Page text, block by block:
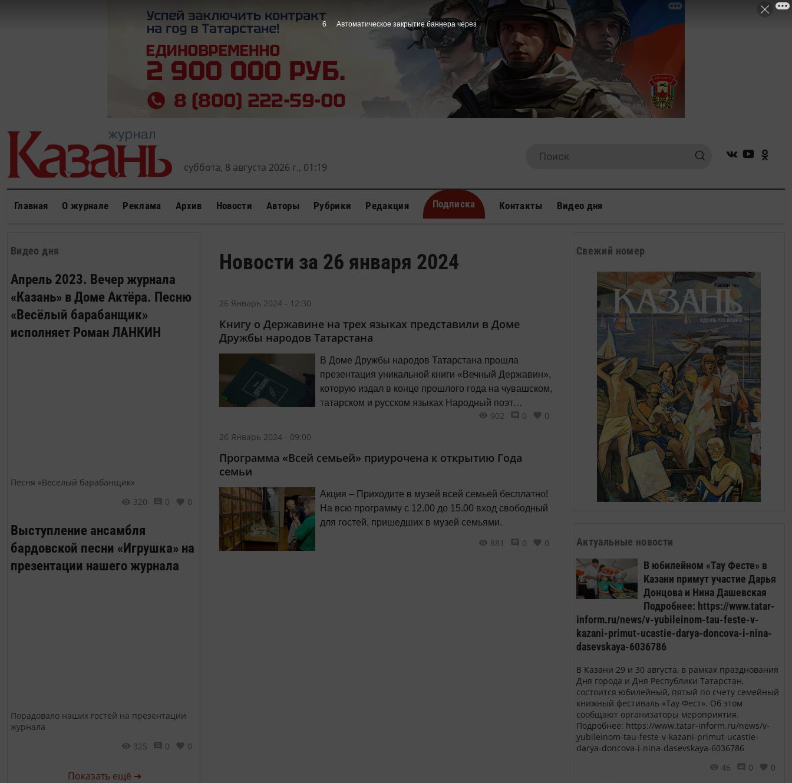
суббота, 8 августа 2026 г., 01:19
Главная О журнале Реклама Архив Новости Авторы Рубрики Редакция Подписка Контакты Видео дня
Видео дня
Апрель 2023. Вечер журнала
«Казань» в Доме Актёра. Песню
«Весёлый барабанщик»
исполняет Роман ЛАНКИН
Песня «Веселый барабанщик»
320
0 0
Выступление ансамбля
бардовской песни «Игрушка» на
презентации нашего журнала
Порадовало наших гостей на презентации
журнала
325
0 0
Показать ещё ➜
Новости за 26 января 2024
26 Январь 2024 - 12:30
Книгу о Державине на трех языках представили в Доме
Дружбы народов Татарстана
В Доме Дружбы народов Татарстана прошла
презентация уникальной книги «Вечный Державин»,
которую издал в конце прошлого года на чувашском,
татарском и русском языках Народный поэт
Чувашской Республики, заслуженный работник
902 0
0
26 Январь 2024 - 09:00
Программа «Всей семьей» приурочена к открытию Года
семьи
Акция – Приходите в музей всей семьей бесплатно!
На всю программу с 12.00 до 15.00 вход свободный
для гостей, пришедших в музей семьями.
881 0 0
Свежий номер
Актуальные новости
В юбилейном «Тау Фесте» в
Казани примут участие Дарья
Донцова и Нина Дашевская
Подробнее: https://www.tatar-
inform.ru/news/v-yubileinom-tau-feste-v-
kazani-primut-ucastie-darya-doncova-i-nina-
dasevskaya-6036786
В Казани 29 и 30 августа, в рамках празднования
Дня города и Дня Республики Татарстан,
состоится юбилейный, пятый по счету семейный
книжный фестиваль «Тау Фест». Об этом
сообщают организаторы мероприятия.
Подробнее: https://www.tatar-inform.ru/news/v-
yubileinom-tau-feste-v-kazani-primut-ucastie-
darya-doncova-i-nina-dasevskaya-6036786
46
0 0
5 Автоматическое закрытие баннера через